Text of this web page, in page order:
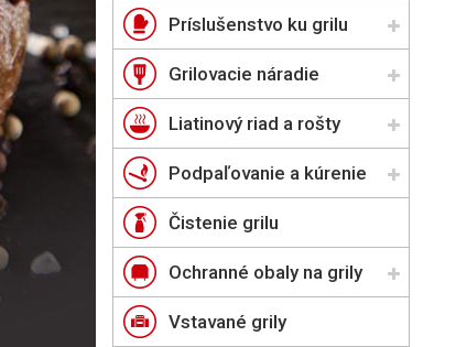
Príslušenstvo ku grilu
Grilovacie náradie
Liatinový riad a rošty
Podpaľovanie a kúrenie
Čistenie grilu
Ochranné obaly na grily
Vstavané grily